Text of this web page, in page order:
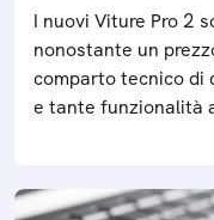
I nuovi Viture Pro 2
nonostante un
comparto tecnico di
e tante funzionalità